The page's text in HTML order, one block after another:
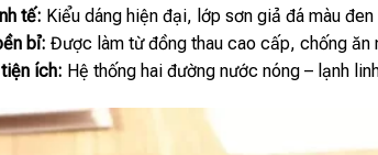
tế: Kiểu dáng hiện đại, lớp sơn giả đá màu
bỉ: Được làm từ đồng thau cao cấp, chống ăn
ích: Hệ thống hai đường nước nóng – lạnh